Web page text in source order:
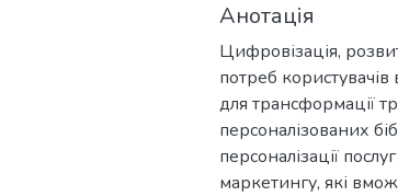
Анотація
Цифровізація,
потреб
для трансформації
персоналізованих
персоналізації
маркетингу, які